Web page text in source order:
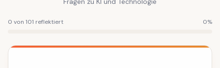
0 von 101 reflektiert 0%